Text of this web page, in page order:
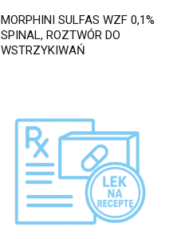
MORPHINI SULFAS WZF 0,1%
SPINAL, ROZTWÓR DO
WSTRZYKIWAŃ